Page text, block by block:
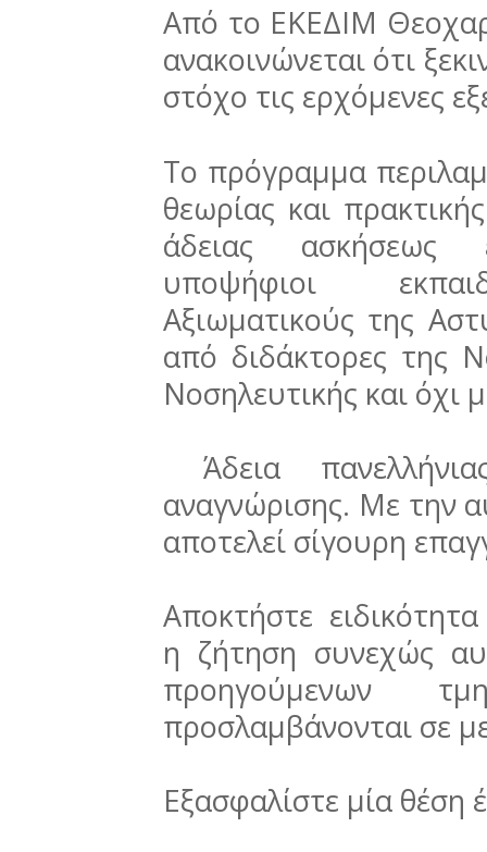
Από το ΕΚΕΔΙΜ
ανακοινώνεται ότι
στόχο τις ερχόμενες
Το πρόγραμμα
θεωρίας και
άδειας ασκήσεως
υποψήφιοι
Αξιωματικούς της
από διδάκτορες της
Νοσηλευτικής και όχι
Άδεια
αναγνώρισης. Με την
αποτελεί σίγουρη
Αποκτήστε
η ζήτηση συνεχώς
προηγούμενων
προσλαμβάνονται σε
Εξασφαλίστε μία θέση